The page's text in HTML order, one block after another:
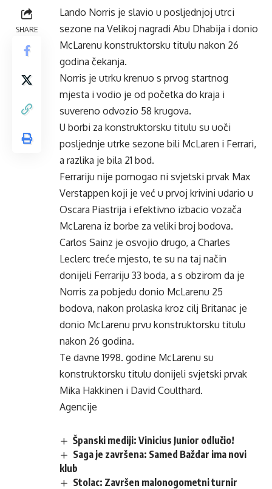
SHARE
Lando Norris je slavio u posljednjoj utrci
sezone na Velikoj nagradi Abu Dhabija i donio
McLarenu konstruktorsku titulu nakon 26
godina čekanja.
Norris je utrku krenuo s prvog startnog
mjesta i vodio je od početka do kraja i
suvereno odvozio 58 krugova.
U borbi za konstruktorsku titulu su uoči
posljednje utrke sezone bili McLaren i Ferrari,
a razlika je bila 21 bod.
Ferrariju nije pomogao ni svjetski prvak Max
Verstappen koji je već u prvoj krivini udario u
Oscara Piastrija i efektivno izbacio vozača
McLarena iz borbe za veliki broj bodova.
Carlos Sainz je osvojio drugo, a Charles
Leclerc treće mjesto, te su na taj način
donijeli Ferrariju 33 boda, a s obzirom da je
Norris za pobjedu donio McLarenu 25
bodova, nakon prolaska kroz cilj Britanac je
donio McLarenu prvu konstruktorsku titulu
nakon 26 godina.
Te davne 1998. godine McLarenu su
konstruktorsku titulu donijeli svjetski prvak
Mika Hakkinen i David Coulthard.
Agencije
Španski mediji: Vinicius Junior odlučio!
Saga je završena: Samed Baždar ima novi
klub
Stolac: Završen malonogometni turnir